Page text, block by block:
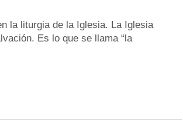
la liturgia de la Iglesia. La Iglesia
Es lo que se llama “la